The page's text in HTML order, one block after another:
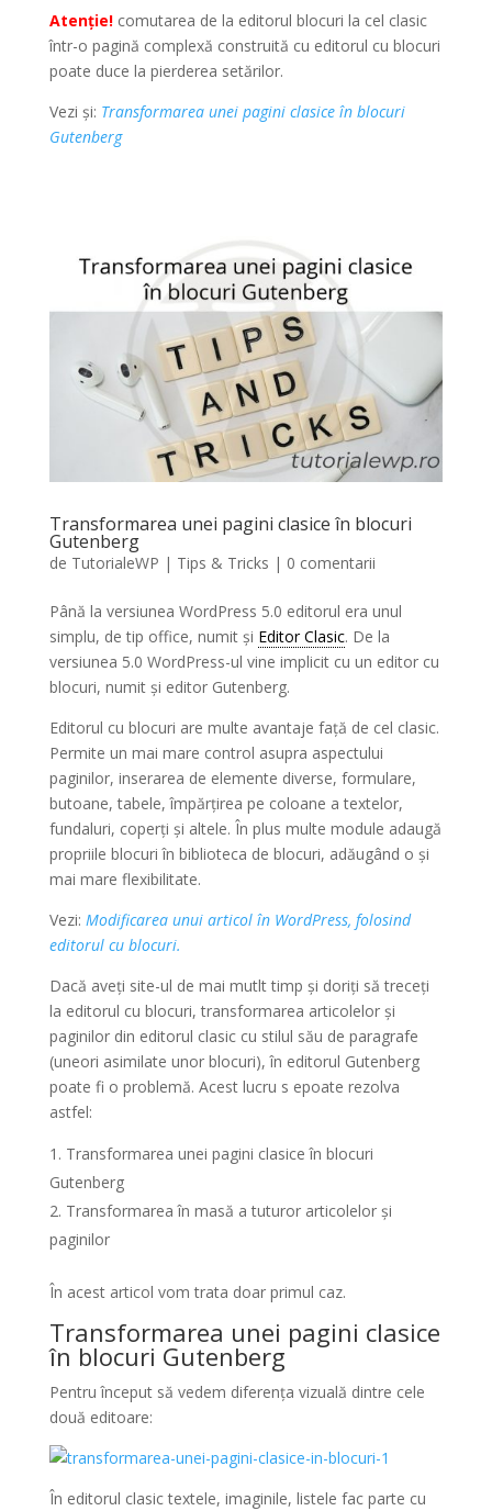
Atenție!comutarea de la editorul blocuri la cel clasic
într-o pagină complexă construită cu editorul cu blocuri
poate duce la pierderea setărilor.
Vezi și: Transformarea unei pagini clasice în blocuri
Gutenberg
Transformarea unei pagini clasice în blocuri
Gutenberg
de TutorialeWP | Tips & Tricks | 0 comentarii
Până la versiunea WordPress 5.0 editorul era unul
simplu, de tip office, numit și Editor Clasic. De la
versiunea 5.0 WordPress-ul vine implicit cu un editor cu
blocuri, numit și editor Gutenberg.
Editorul cu blocuri are multe avantaje față de cel clasic.
Permite un mai mare control asupra aspectului
paginilor, inserarea de elemente diverse, formulare,
butoane, tabele, împărțirea pe coloane a textelor,
fundaluri, coperți și altele. În plus multe module adaugă
propriile blocuri în biblioteca de blocuri, adăugând o și
mai mare flexibilitate.
Vezi: Modificarea unui articol în WordPress, folosind
editorul cu blocuri.
Dacă aveți site-ul de mai mutlt timp și doriți să treceți
la editorul cu blocuri, transformarea articolelor și
paginilor din editorul clasic cu stilul său de paragrafe
(uneori asimilate unor blocuri), în editorul Gutenberg
poate fi o problemă. Acest lucru s epoate rezolva
astfel:
Transformarea unei pagini clasice în blocuri
Gutenberg
Transformarea în masă a tuturor articolelor și
paginilor
În acest articol vom trata doar primul caz.
Transformarea unei pagini clasice
în blocuri Gutenberg
Pentru început să vedem diferența vizuală dintre cele
două editoare:
În editorul clasic textele, imaginile, listele fac parte cu